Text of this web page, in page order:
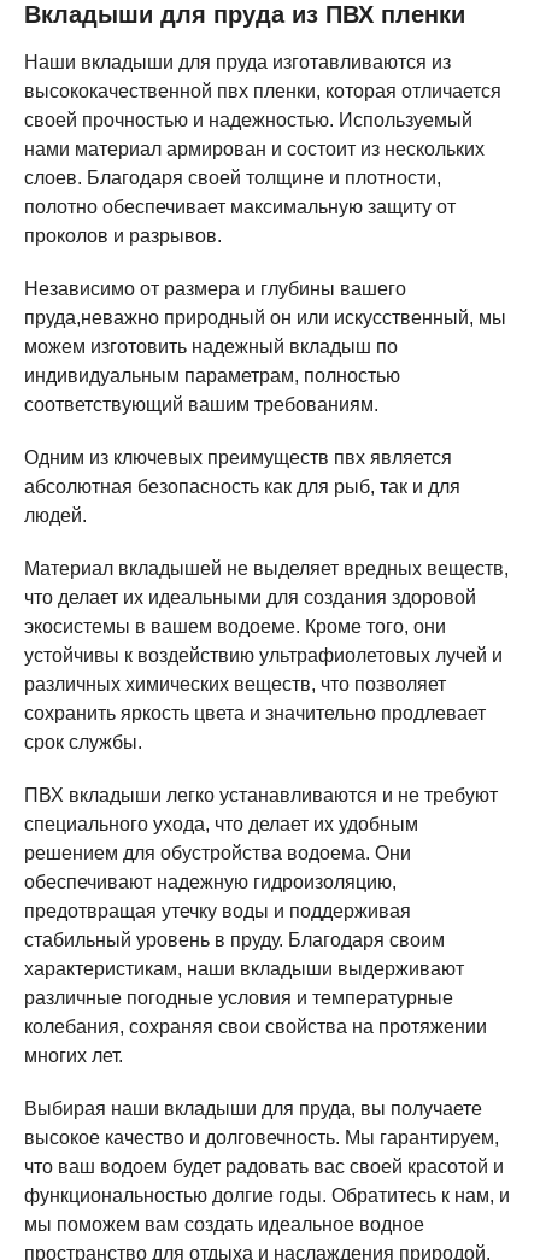
Вкладыши для пруда из ПВХ пленки
Наши вкладыши для пруда изготавливаются из
высококачественной пвх пленки, которая отличается
своей прочностью и надежностью. Используемый
нами материал армирован и состоит из нескольких
слоев. Благодаря своей толщине и плотности,
полотно обеспечивает максимальную защиту от
проколов и разрывов.
Независимо от размера и глубины вашего
пруда,неважно природный он или искусственный, мы
можем изготовить надежный вкладыш по
индивидуальным параметрам, полностью
соответствующий вашим требованиям.
Одним из ключевых преимуществ пвх является
абсолютная безопасность как для рыб, так и для
людей.
Материал вкладышей не выделяет вредных веществ,
что делает их идеальными для создания здоровой
экосистемы в вашем водоеме. Кроме того, они
устойчивы к воздействию ультрафиолетовых лучей и
различных химических веществ, что позволяет
сохранить яркость цвета и значительно продлевает
срок службы.
ПВХ вкладыши легко устанавливаются и не требуют
специального ухода, что делает их удобным
решением для обустройства водоема. Они
обеспечивают надежную гидроизоляцию,
предотвращая утечку воды и поддерживая
стабильный уровень в пруду. Благодаря своим
характеристикам, наши вкладыши выдерживают
различные погодные условия и температурные
колебания, сохраняя свои свойства на протяжении
многих лет.
Выбирая наши вкладыши для пруда, вы получаете
высокое качество и долговечность. Мы гарантируем,
что ваш водоем будет радовать вас своей красотой и
функциональностью долгие годы. Обратитесь к нам, и
мы поможем вам создать идеальное водное
пространство для отдыха и наслаждения природой.